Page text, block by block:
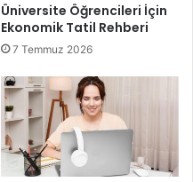
Üniversite Öğrencileri İçin
Ekonomik Tatil Rehberi
7 Temmuz 2026